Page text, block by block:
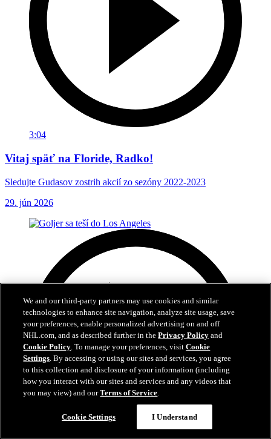
3:04
Vitaj späť na Floride, Radko!
Sledujte Gudasov zostrih akcií zo sezóny 2022-2023
29. jún 2026
We and our third-party partners may use cookies and similar
technologies to enhance site navigation, analyze site usage, save
your preferences, enable personalized advertising on and off
NHL.com, and as described further in thePrivacy Policy and
Cookie Policy. To manage your preferences, visitCookie
Settings. By accessing or using our sites and services, you agree
to this collection and disclosure of your information (including
how you interact with our sites and services and any videos that
you may view) and ourTerms of Service.
Cookie Settings I Understand